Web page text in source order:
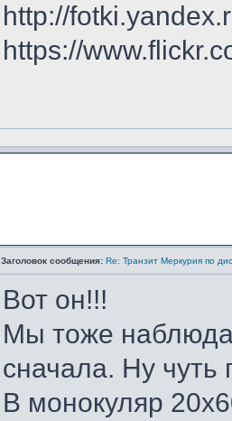
http://
https://
Заголовок сообщения: Re: Транзит Меркурия по
Вот он!!!
Мы тоже
сначала. Ну чуть
В монокуляр